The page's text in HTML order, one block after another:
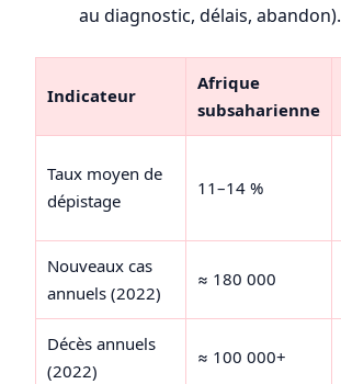
au diagnostic, délais, abandon).
Indicateur
Afrique
subsaharienne
Taux moyen de
dépistage
11–14 %
Nouveaux cas
annuels (2022)
≈ 180 000
Décès annuels
(2022)
≈ 100 000+